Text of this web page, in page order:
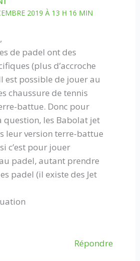
2019 À 13 H 16 MIN
de padel ont des
(plus d’accroche
est possible de jouer au
chaussure de tennis
battue. Donc pour
question, les Babolat jet
leur version terre-battue
c’est pour jouer
padel, autant prendre
padel (il existe des Jet
Répondre